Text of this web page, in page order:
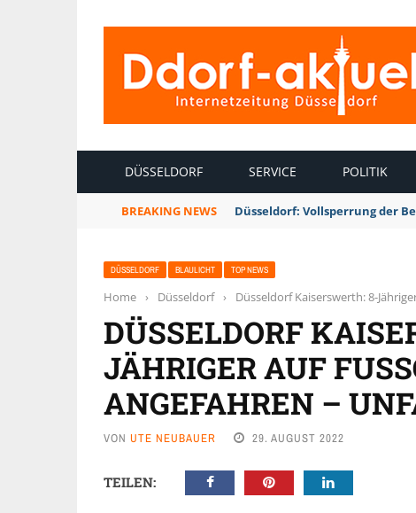
DÜSSELDORF SERVICE POLITIK
BREAKING NEWS Düsseldorf: Vollsperrung der
DÜSSELDORF BLAULICHT TOP NEWS
Home › Düsseldorf › Düsseldorf Kaiserswerth: 8-
DÜSSELDORF
JÄHRIGER AUF
NGEFAHREN –
VON UTE NEUBAUER 29. AUGUST 2022
TEILEN: